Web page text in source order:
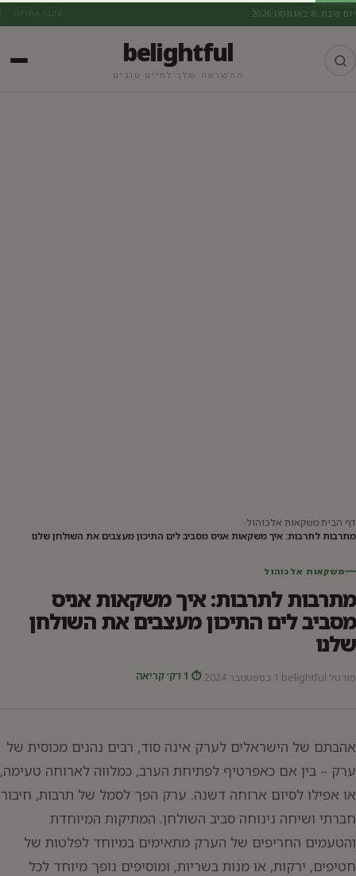
יום שבת, 8 באוגוסט 2026 עקבו אחרינו
belightful
ההשראה שלך לחיים טובים
דף הביתמשקאות אלכוהול
מתרבות לתרבות: איך משקאות אניס מסביב לים התיכון מעצבים את השולחן שלנו
משקאות אלכוהול
מתרבות לתרבות: איך משקאות אניס
מסביב לים התיכון מעצבים את השולחן
שלנו
פורטל belightful 1 בספטמבר 2024 ⏱ 1 דק׳ קריאה
אהבתם של הישראלים לערק אינה סוד, רבים נהנים מכוסית של
ערק – בין אם כאפרטיף לפתיחת הערב, כמלווה לארוחה טעימה,
או אפילו לסיום ארוחה דשנה. ערק הפך לסמל של תרבות, חיבור
חברתי ושיחה נינוחה סביב השולחן. המתיקות המיוחדת
והטעמים החריפים של הערק מתאימים במיוחד לפלטות של
חטיפים, ירקות, או מנות בשריות, ומוסיפים נופך מיוחד לכל